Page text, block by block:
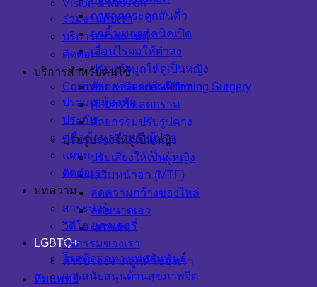
การลดกระดูกสันคิ้ว
ยกคิ้วแบบเทคนิคเปิด
เลื่อนไรผมให้ต่ำลง
ปรับแก้จมูกให้ดูเป็นหญิง
ศัลยกรรมยกริมฝีปาก
ศัลยกรรมลดกราม
ศัลยกรรมปรับรูปคาง
ปรับรูปร่างให้ดูเป็นหญิง
ปรับเสียงให้เป็นผู้หญิง
เสริมหน้าอก (MTF)
ลดความกว้างของไหล่
ลดขนาดเอว
เสริมก้น
LGBTQ+
โรคติดต่อทางเพศสัมพันธ์
การสนับสนุนด้านสุขภาพจิต
Vision & Mission
ร่วมงานกับเรา
บริการเช่าสถานที่
ติดต่อเรา
บริการสำหรับคนไข้
Cosmetic & Gender-Affirming Surgery
ประเภทห้องพัก
ประกัน
คู่มือข้อมูลสำหรับผู้ป่วย
แผนก
ติดต่อเรา
บทความ
สาระน่ารู้
วิดีโอ แกลเลอรี่
กิจกรรมของเรา
คำรับรองจากลูกค้าของเรา
ทีมแพทย์